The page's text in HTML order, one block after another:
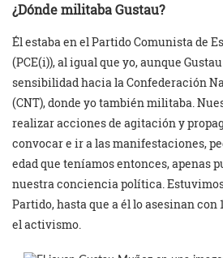
¿Dónde militaba Gustau?
Él estaba en el Partido Comunista de
(PCE(i)), al igual que yo, aunque
sensibilidad hacia la Confederación
(CNT), donde yo también militaba.
realizar acciones de agitación y
convocar e ir a las manifestaciones,
edad que teníamos entonces, apenas
nuestra conciencia política.
Partido, hasta que a él lo asesinan con
el activismo.